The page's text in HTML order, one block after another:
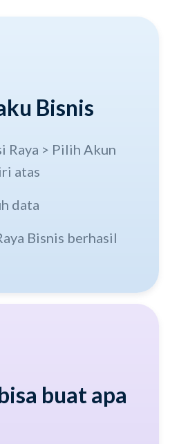
Bisnis
Raya > Pilih Akun
atas
data
Bisnis berhasil
buat apa